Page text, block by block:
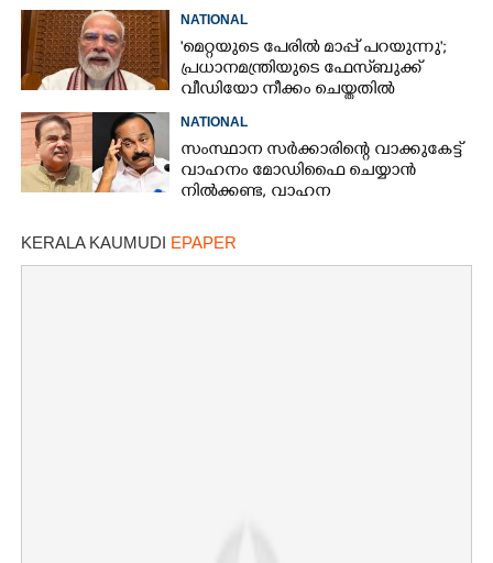
NATIONAL
'മെറ്റയുടെ പേരിൽ മാപ്പ് പറയുന്നു';
പ്രധാനമന്ത്രിയുടെ ഫേസ്‌ബുക്ക്
വീഡിയോ നീക്കം ചെയ്തതിൽ
NATIONAL
സംസ്ഥാന സർക്കാരിന്റെ വാക്കുകേട്ട്
വാഹനം മോഡിഫൈ ചെയ്യാൻ
നിൽക്കണ്ട, വാഹന
വ്യക്തമാക്കി കേന്ദ്രം
KERALA KAUMUDI EPAPER